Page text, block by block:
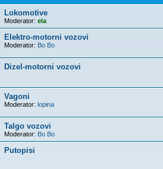
Lokomotive
Moderator: ela
Elektro-motorni vozovi
Moderator: Bo Bo
Dizel-motorni vozovi
Vagoni
Moderator: lopina
Talgo vozovi
Moderator: Bo Bo
Putopisi